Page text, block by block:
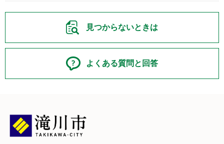
見つからないときは
よくある質問と回答